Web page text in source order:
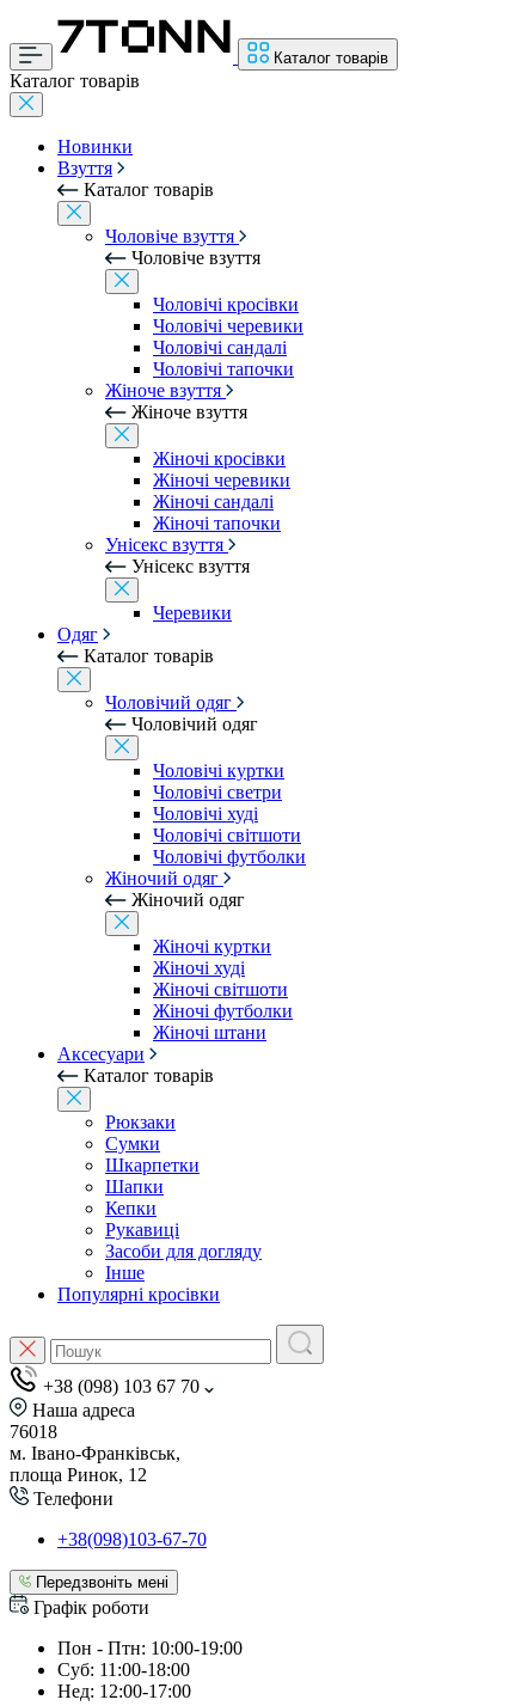
Каталог товарів
Каталог товарів
Новинки
Взуття
Каталог товарів
Чоловіче взуття
Чоловіче взуття
Чоловічі кросівки
Чоловічі черевики
Чоловічі сандалі
Чоловічі тапочки
Жіноче взуття
Жіноче взуття
Жіночі кросівки
Жіночі черевики
Жіночі сандалі
Жіночі тапочки
Унісекс взуття
Унісекс взуття
Черевики
Одяг
Каталог товарів
Чоловічий одяг
Чоловічий одяг
Чоловічі куртки
Чоловічі светри
Чоловічі худі
Чоловічі світшоти
Чоловічі футболки
Жіночий одяг
Жіночий одяг
Жіночі куртки
Жіночі худі
Жіночі світшоти
Жіночі футболки
Жіночі штани
Аксесуари
Каталог товарів
Рюкзаки
Сумки
Шкарпетки
Шапки
Кепки
Рукавиці
Засоби для догляду
Інше
Популярні кросівки
+38 (098) 103 67 70
Наша адреса
76018
м. Івано-Франківськ,
площа Ринок, 12
Телефони
+38(098)103-67-70
Передзвоніть мені
Графік роботи
Пон - Птн: 10:00-19:00
Суб: 11:00-18:00
Нед: 12:00-17:00